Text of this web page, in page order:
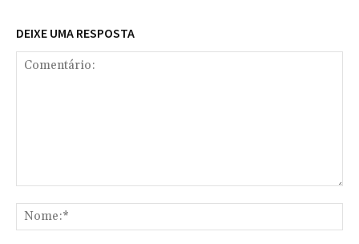
DEIXE UMA RESPOSTA